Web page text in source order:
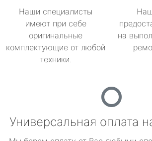
Наши специалисты
имеют при себе
оригинальные
комплектующие от любой
техники.
на
Универсальная оплата